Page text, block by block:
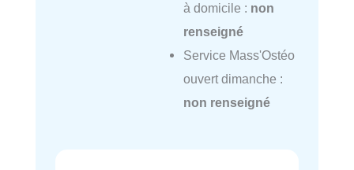
à domicile : non
renseigné
Service Mass'Ostéo
ouvert dimanche :
non renseigné